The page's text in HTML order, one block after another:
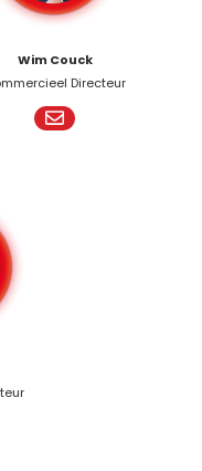
Wim Couck
Directeur